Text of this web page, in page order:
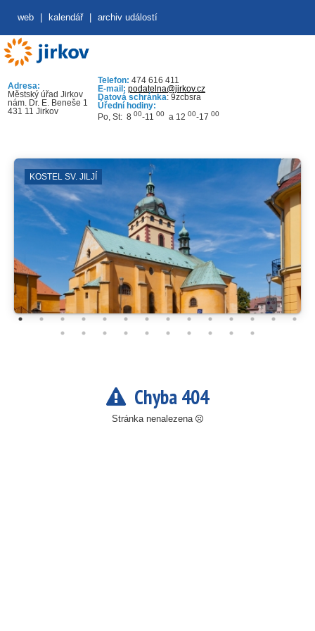
web kalendář archiv událostí
Adresa:
Městský úřad Jirkov
nám. Dr. E. Beneše 1
431 11 Jirkov
Telefon: 474 616 411
E-mail: podatelna@jirkov.cz
Datová schránka: 9zcbsra
Úřední hodiny:
Po, St: 8 00-11 00 a 12 00-17 00
KOSTEL SV. JILJÍ
Chyba 404
Stránka nenalezena